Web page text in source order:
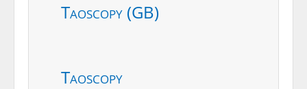
Taoscopy (GB)
Taoscopy